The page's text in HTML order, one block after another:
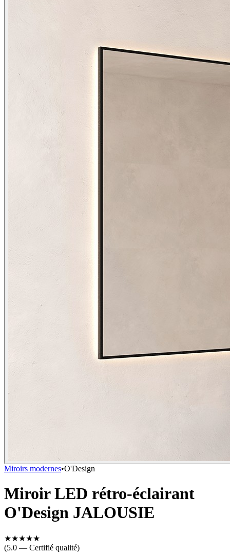
Miroirs modernes•O'Design
Miroir LED rétro-éclairant
O'Design JALOUSIE
★★★★★
(5.0 — Certifié qualité)